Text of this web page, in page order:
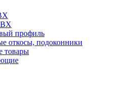
профиль
откосы, подоконники
товары